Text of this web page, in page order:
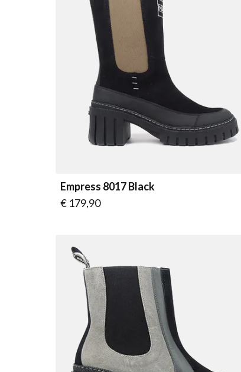
Empress 8017 Black
Vanaf
€ 179,90